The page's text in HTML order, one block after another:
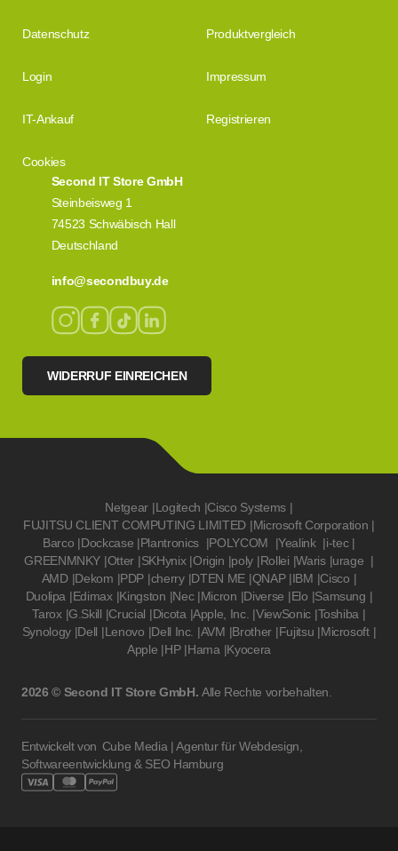
Second IT Store GmbH
Steinbeisweg 1
74523 Schwäbisch Hall
Deutschland
info@secondbuy.de
WIDERRUF EINREICHEN
Datenschutz Produktvergleich
Login Impressum
IT-Ankauf Registrieren
Cookies
Netgear |Logitech |Cisco Systems |
FUJITSU CLIENT COMPUTING LIMITED |Microsoft Corporation |
Barco |Dockcase |Plantronics |POLYCOM |Yealink |i-tec |
GREENMNKY |Otter |SKHynix |Origin |poly |Rollei |Waris |urage |
AMD |Dekom |PDP |cherry |DTEN ME |QNAP |IBM |Cisco |
Duolipa |Edimax |Kingston |Nec |Micron |Diverse |Elo |Samsung |
Tarox |G.Skill |Crucial |Dicota |Apple, Inc. |ViewSonic |Toshiba |
Synology |Dell |Lenovo |Dell Inc. |AVM |Brother |Fujitsu |Microsoft |
Apple |HP |Hama |Kyocera
2026 © Second IT Store GmbH. Alle Rechte vorbehalten.
Entwickelt von Cube Media | Agentur für Webdesign,
Softwareentwicklung & SEO Hamburg